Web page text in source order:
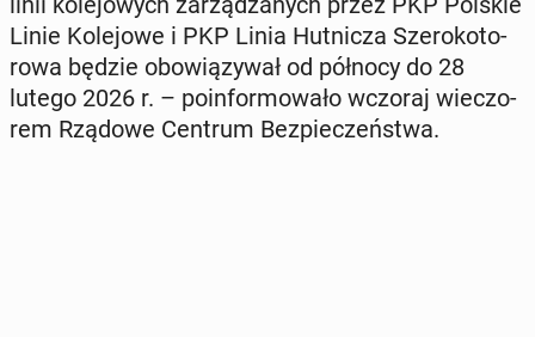
Linie Ko­le­jo­we i PKP Linia Hut­ni­cza Sze­ro­ko­to­
ro­wa będzie obo­wią­zy­wał od północy do 28
lutego 2026 r. – po­in­for­mo­wa­ło wczoraj wie­czo­
rem Rządowe Centrum Bez­pie­czeń­stwa.